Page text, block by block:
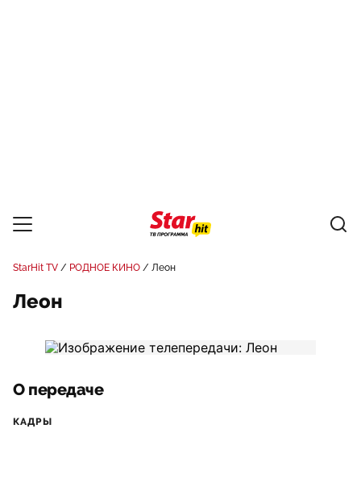
StarHit TV РОДНОЕ КИНО Леон
Леон
О передаче
КАДРЫ